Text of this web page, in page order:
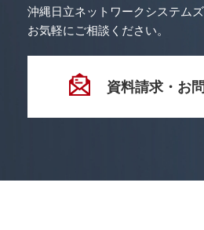
沖縄日立ネットワークシステム
お気軽にご相談ください。
資料請求・お